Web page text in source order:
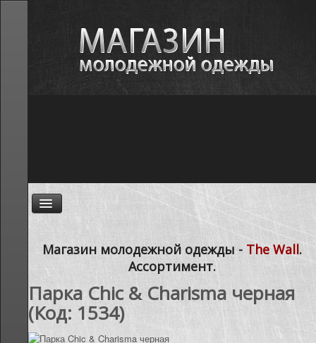
АССОРТИМЕНТ
КОНТАКТЫ
Магазин молодежной одежды - The Wall.
Ассортимент.
Парка Chic & Charisma черная
(Код: 1534)